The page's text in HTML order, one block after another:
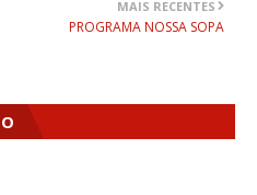
MAIS RECENTES
PROGRAMA NOSSA SOPA